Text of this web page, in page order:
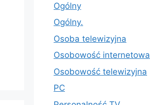
Ogólny
Ogólny.
Osoba telewizyjna
Osobowość internetowa
Osobowość telewizyjna
PC